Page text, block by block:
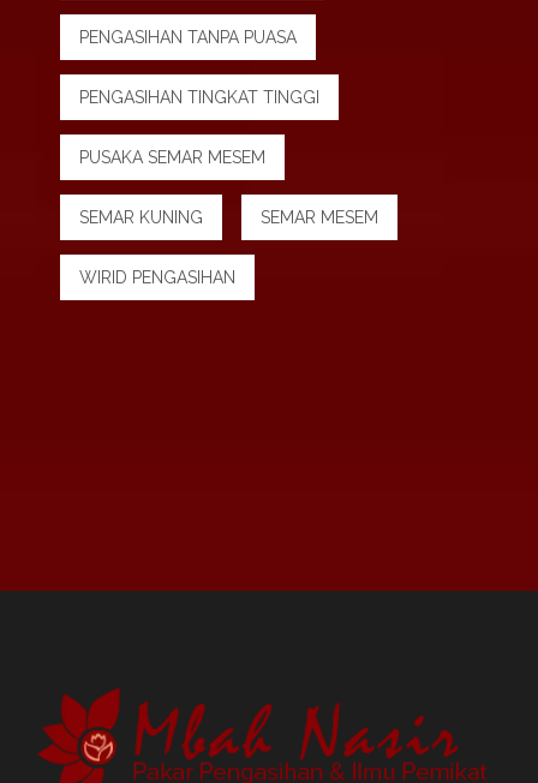
PENGASIHAN TANPA PUASA
PENGASIHAN TINGKAT TINGGI
PUSAKA SEMAR MESEM
SEMAR KUNING SEMAR MESEM
WIRID PENGASIHAN